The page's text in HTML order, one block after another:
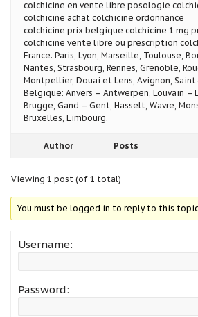
colchicine en vente libre posologie
colchicine achat colchicine ordonnance
colchicine prix belgique colchicine 1 mg
colchicine vente libre ou prescription
France: Paris, Lyon, Marseille, Toulouse,
Nantes, Strasbourg, Rennes, Grenoble,
Montpellier, Douai et Lens, Avignon,
Belgique: Anvers – Antwerpen, Louvain –
Brugge, Gand – Gent, Hasselt, Wavre,
Bruxelles, Limbourg.
Author Posts
Viewing 1 post (of 1 total)
You must be logged in to reply to this
Username:
Password: